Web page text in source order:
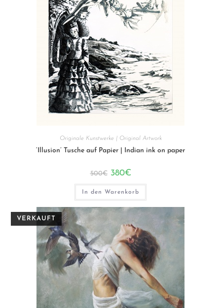
Originale Kunstwerke | Original Artwork
‘Illusion’ Tusche auf Papier | Indian ink on paper
500€ Ursprünglicher
war:
500€
380€Aktueller
ist:
380€.
In den Warenkorb